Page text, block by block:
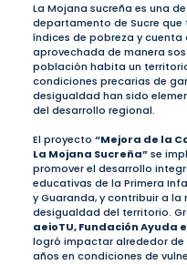
La Mojana sucreña es una
departamento de Sucre
índices de pobreza y
aprovechada de manera
población habita un
condiciones precarias de
desigualdad han sido
del desarrollo regional.
El proyecto “Mejora de la
La Mojana Sucreña”se
promover el desarrollo
educativas de la Primera
y Guaranda, y contribuir a
desigualdad del territorio.
aeioTU, Fundación Ayuda
logró impactar alrededor de
años en condiciones de